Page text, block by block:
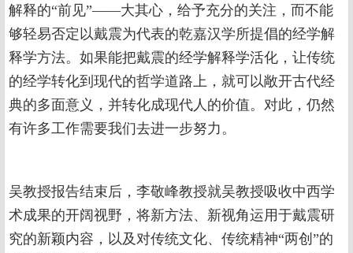
解释的“前见”——大其心，给予充分的关注，而不能
够轻易否定以戴震为代表的乾嘉汉学所提倡的经学解
释学方法。如果能把戴震的经学解释学活化，让传统
的经学转化到现代的哲学道路上，就可以敞开古代经
典的多面意义，并转化成现代人的价值。对此，仍然
有许多工作需要我们去进一步努力。
吴教授报告结束后，李敬峰教授就吴教授吸收中西学
术成果的开阔视野，将新方法、新视角运用于戴震研
究的新颖内容，以及对传统文化、传统精神“两创”的